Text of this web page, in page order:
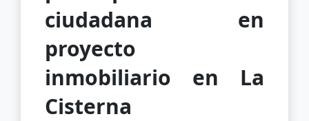
ciudadana en
proyecto
inmobiliario en La
Cisterna